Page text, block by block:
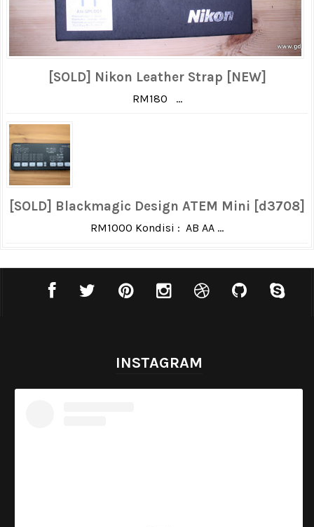
[SOLD] Nikon Leather Strap [NEW]
RM180 ...
[SOLD] Blackmagic Design ATEM Mini [d3708]
RM1000 Kondisi : AB AA ...
INSTAGRAM